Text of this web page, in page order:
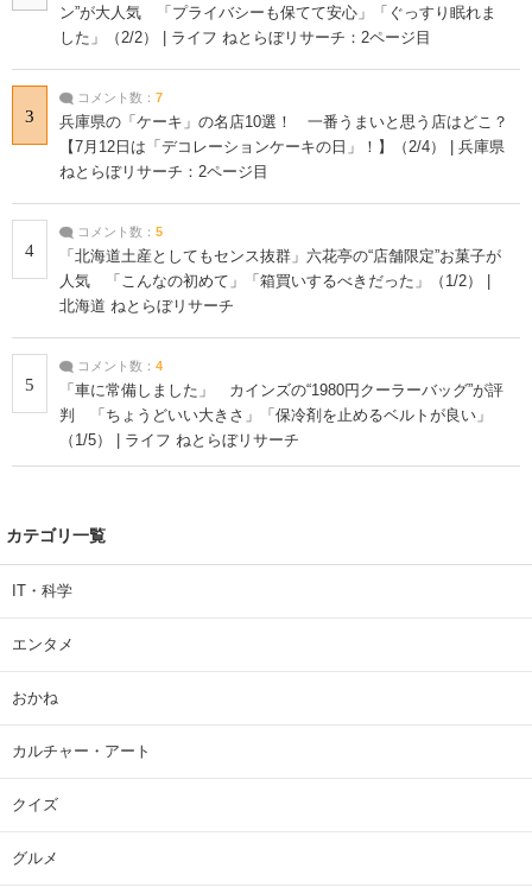
ン”が大人気 「プライバシーも保てて安心」「ぐっすり眠れま
した」（2/2） | ライフ ねとらぼリサーチ：2ページ目
3
コメント数： 7
兵庫県の「ケーキ」の名店10選！ 一番うまいと思う店はどこ？
【7月12日は「デコレーションケーキの日」！】（2/4） | 兵庫県
ねとらぼリサーチ：2ページ目
4
コメント数： 5
「北海道土産としてもセンス抜群」六花亭の“店舗限定”お菓子が
人気 「こんなの初めて」「箱買いするべきだった」（1/2） |
北海道 ねとらぼリサーチ
5
コメント数： 4
「車に常備しました」 カインズの“1980円クーラーバッグ”が評
判 「ちょうどいい大きさ」「保冷剤を止めるベルトが良い」
（1/5） | ライフ ねとらぼリサーチ
カテゴリ一覧
IT・科学
エンタメ
おかね
カルチャー・アート
クイズ
グルメ